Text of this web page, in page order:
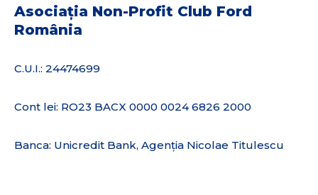
Asociația Non-Profit Club Ford
România
C.U.I.: 24474699
Cont lei: RO23 BACX 0000 0024 6826 2000
Banca: Unicredit Bank, Agenția Nicolae Titulescu